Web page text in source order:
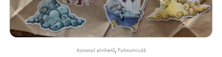
Azonnal elvihető, Falmatricák